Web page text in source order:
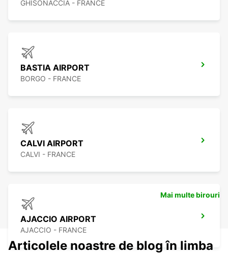
GHISONACCIA - FRANCE
BASTIA AIRPORT
BORGO - FRANCE
CALVI AIRPORT
CALVI - FRANCE
AJACCIO AIRPORT
AJACCIO - FRANCE
Mai multe birouri
Articolele noastre de blog în limba